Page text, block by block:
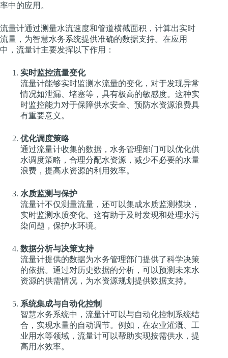
率中的应用。
流量计通过测量水流速度和管道横截面积，计算出实时
流量，为智慧水务系统提供准确的数据支持。在应用
中，流量计主要发挥以下作用：
实时监控流量变化
流量计能够实时监测水流量的变化，对于发现异常
情况如泄漏、堵塞等，具有极高的敏感度。这种实
时监控能力对于保障供水安全、预防水资源浪费具
有重要意义。
优化调度策略
通过流量计收集的数据，水务管理部门可以优化供
水调度策略，合理分配水资源，减少不必要的水量
浪费，提高水资源的利用效率。
水质监测与保护
流量计不仅测量流量，还可以集成水质监测模块，
实时监测水质变化。这有助于及时发现和处理水污
染问题，保护水环境。
数据分析与决策支持
流量计提供的数据为水务管理部门提供了科学决策
的依据。通过对历史数据的分析，可以预测未来水
资源的供需情况，为水资源规划提供数据支持。
系统集成与自动化控制
智慧水务系统中，流量计可以与自动化控制系统结
合，实现水量的自动调节。例如，在农业灌溉、工
业用水等领域，流量计可以帮助实现按需供水，提
高用水效率。